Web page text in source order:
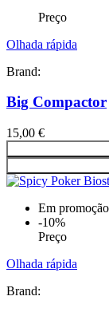
Preço
Olhada rápida
Brand:
Big Compactor
15,00 €
Em
-10%
Preço
Olhada rápida
Brand: